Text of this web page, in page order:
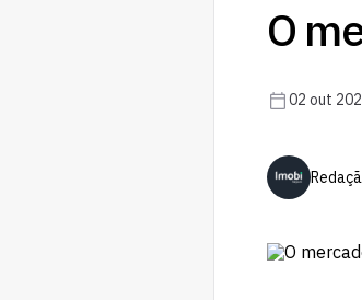
O
02 out